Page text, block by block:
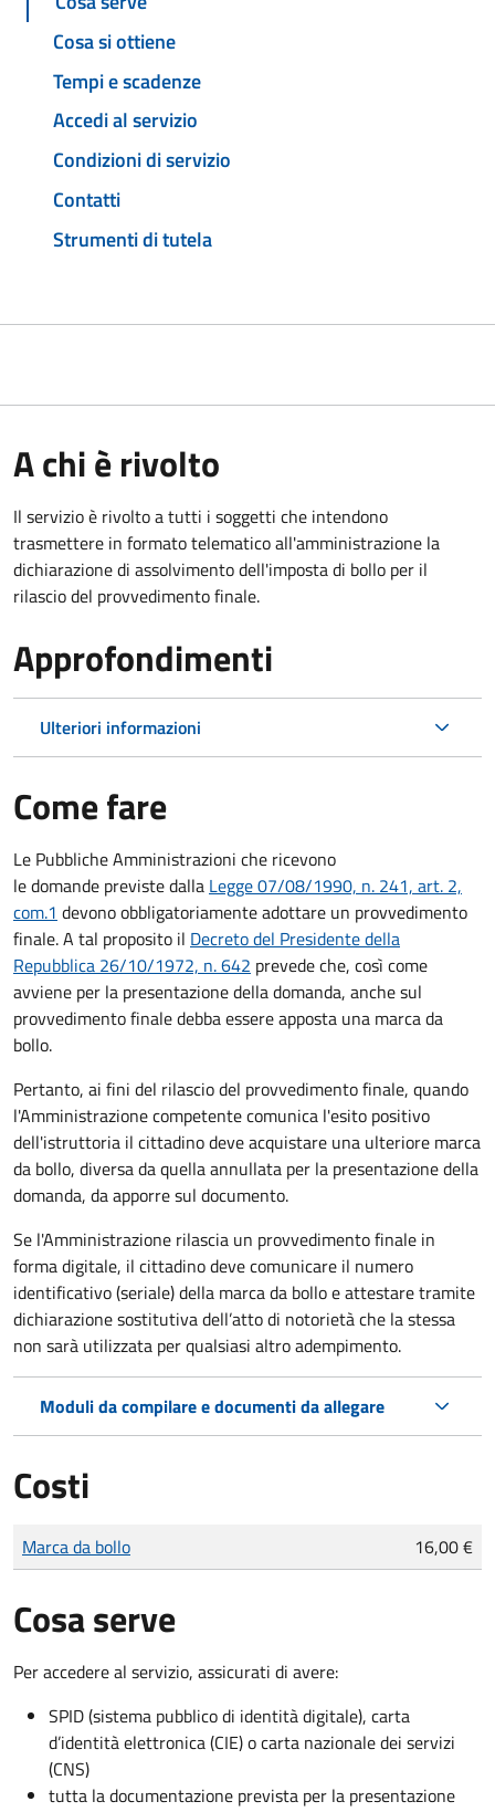
Cosa si ottiene
Tempi e scadenze
Accedi al servizio
Condizioni di servizio
Contatti
Strumenti di tutela
A chi è rivolto
Il servizio è rivolto a tutti i soggetti che intendono
trasmettere in formato telematico all'amministrazione la
dichiarazione di assolvimento dell'imposta di bollo per il
rilascio del provvedimento finale.
Approfondimenti
Ulteriori informazioni
Come fare
Le Pubbliche Amministrazioni che ricevono
le domande previste dalla Legge 07/08/1990, n. 241, art. 2,
com.1 devono obbligatoriamente adottare un provvedimento
finale. A tal proposito il Decreto del Presidente della
Repubblica 26/10/1972, n. 642 prevede che, così come
avviene per la presentazione della domanda, anche sul
provvedimento finale debba essere apposta una marca da
bollo.
Pertanto, ai fini del rilascio del provvedimento finale, quando
l'Amministrazione competente comunica l'esito positivo
dell'istruttoria il cittadino deve acquistare una ulteriore marca
da bollo, diversa da quella annullata per la presentazione della
domanda, da apporre sul documento.
Se l'Amministrazione rilascia un provvedimento finale in
forma digitale, il cittadino devecomunicare il numero
identificativo (seriale) della marca da bollo e attestare tramite
dichiarazione sostitutiva dell’atto di notorietà che la stessa
non sarà utilizzata per qualsiasi altro adempimento.
Moduli da compilare e documenti da allegare
Costi
Tipo di pagamento
Importo
Marca da bollo 16,00 €
Cosa serve
Per accedere al servizio, assicurati di avere:
SPID (sistema pubblico di identità digitale), carta
d’identità elettronica (CIE) o carta nazionale dei servizi
(CNS)
tutta la documentazione prevista per la presentazione